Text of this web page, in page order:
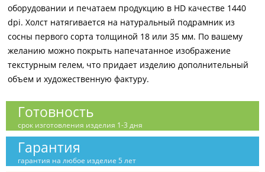
оборудовании и печатаем продукцию в HD качестве 1440
dpi. Холст натягивается на натуральный подрамник из
сосны первого сорта толщиной 18 или 35 мм. По вашему
желанию можно покрыть напечатанное изображение
текстурным гелем, что придает изделию дополнительный
объем и художественную фактуру.
Готовность
срок изготовления изделия 1-3 дня
Гарантия
гарантия на любое изделие 5 лет